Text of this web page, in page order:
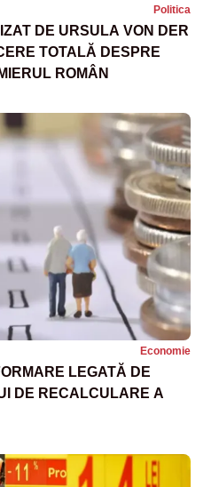
Politica
DE URSULA VON DER
TOTALĂ DESPRE
ROMÂN
Economie
LEGATĂ DE
DE RECALCULARE A